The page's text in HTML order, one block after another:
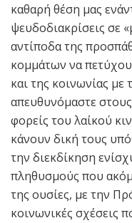
καθαρή θέση μας
ψευδοδιακρίσεις σε
αντίποδα της
κομμάτων να
και της κοινωνίας
απευθυνόμαστε
φορείς του λαίκού
κάνουν δική τους
την διεκδίκηση
πληθυσμούς που
της ουσίες, με την
κοινωνικές σχέσεις